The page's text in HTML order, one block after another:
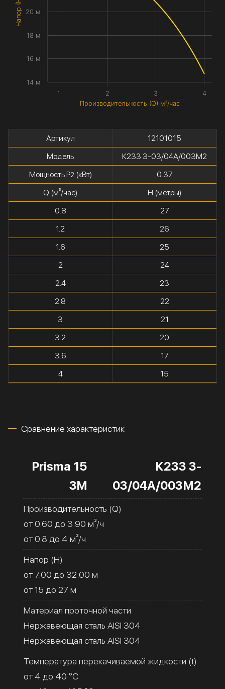
Производительность (Q) м³/час
1 2 3 4
14 м
16 м
18 м
20 м
Артикул
12101015
Модель
К233 3-03/04А/003М2
Мощность P2 (кВт)
0.37
Q (м³/час)
H (метры)
0.8
27
1.2
26
1.6
25
2
24
2.4
23
2.8
22
3
21
3.2
20
3.6
17
4
15
Сравнение характеристик
Prisma 15
3M
К233 3-
03/04А/003М2
Производительность (Q)
от 0.60 до 3.90 м³/ч
от 0.8 до 4 м³/ч
Напор (H)
от 7.00 до 32.00 м
от 15 до 27 м
Материал проточной части
Нержавеющая сталь AISI 304
Нержавеющая сталь AISI 304
Температура перекачиваемой жидкости (t)
от 4 до 40 °C